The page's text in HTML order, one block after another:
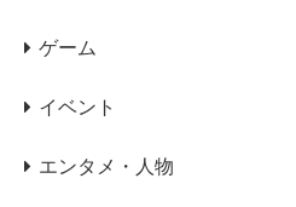
ゲーム
イベント
エンタメ・人物